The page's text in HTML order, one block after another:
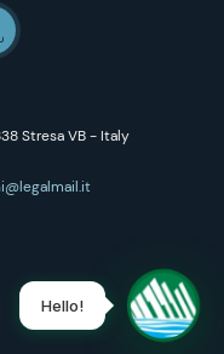
Stresa VB - Italy